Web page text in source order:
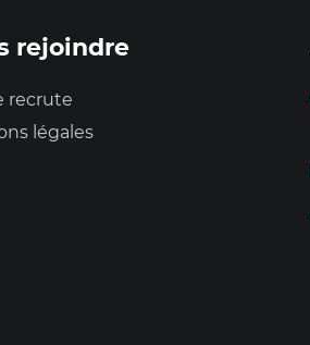
rejoindre
recrute
légales